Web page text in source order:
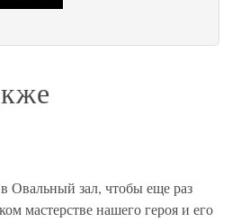
Овальный зал, чтобы еще раз
мастерстве нашего героя и его